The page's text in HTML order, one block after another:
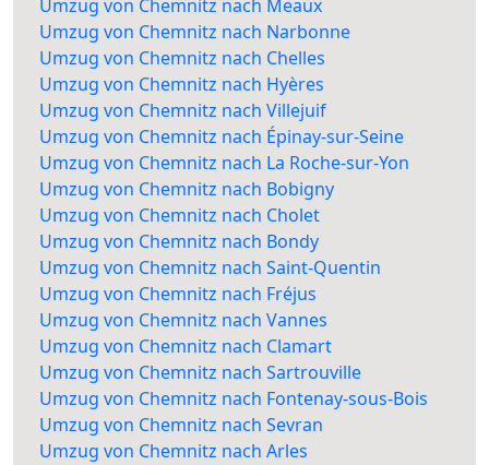
Umzug von Chemnitz nach Meaux
Umzug von Chemnitz nach Narbonne
Umzug von Chemnitz nach Chelles
Umzug von Chemnitz nach Hyères
Umzug von Chemnitz nach Villejuif
Umzug von Chemnitz nach Épinay-sur-Seine
Umzug von Chemnitz nach La Roche-sur-Yon
Umzug von Chemnitz nach Bobigny
Umzug von Chemnitz nach Cholet
Umzug von Chemnitz nach Bondy
Umzug von Chemnitz nach Saint-Quentin
Umzug von Chemnitz nach Fréjus
Umzug von Chemnitz nach Vannes
Umzug von Chemnitz nach Clamart
Umzug von Chemnitz nach Sartrouville
Umzug von Chemnitz nach Fontenay-sous-Bois
Umzug von Chemnitz nach Sevran
Umzug von Chemnitz nach Arles